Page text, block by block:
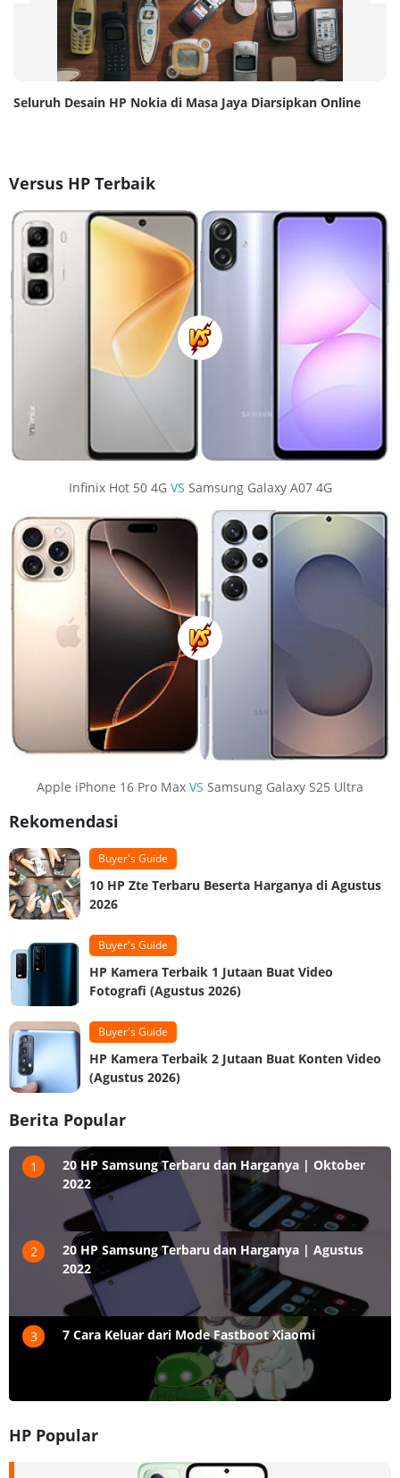
Seluruh Desain HP Nokia di Masa Jaya Diarsipkan Online
Versus HP Terbaik
Infinix Hot 50 4G VS Samsung Galaxy A07 4G
Apple iPhone 16 Pro Max VS Samsung Galaxy S25 Ultra
Rekomendasi
Buyer's Guide
10 HP Zte Terbaru Beserta Harganya di Agustus
2026
Buyer's Guide
HP Kamera Terbaik 1 Jutaan Buat Video
Fotografi (Agustus 2026)
Buyer's Guide
HP Kamera Terbaik 2 Jutaan Buat Konten Video
(Agustus 2026)
Berita Popular
1
20 HP Samsung Terbaru dan Harganya | Oktober
2022
2
20 HP Samsung Terbaru dan Harganya | Agustus
2022
3 7 Cara Keluar dari Mode Fastboot Xiaomi
HP Popular